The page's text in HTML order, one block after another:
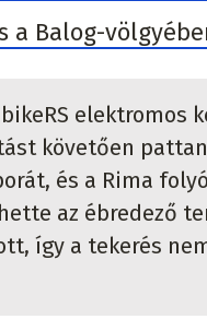
a Balog-
elektromos
követően
és a Rima
az ébredező
így a tekerés